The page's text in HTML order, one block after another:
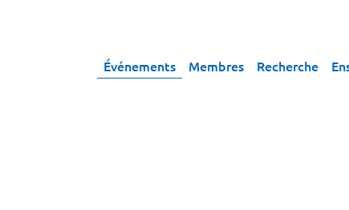
Événements Membres Recherche